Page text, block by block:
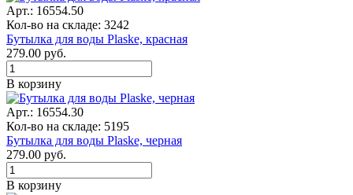
Арт.: 16554.50
Кол-во на складе: 3242
Бутылка для воды Plaske, красная
279.00 руб.
В корзину
Арт.: 16554.30
Кол-во на складе: 5195
Бутылка для воды Plaske, черная
279.00 руб.
В корзину